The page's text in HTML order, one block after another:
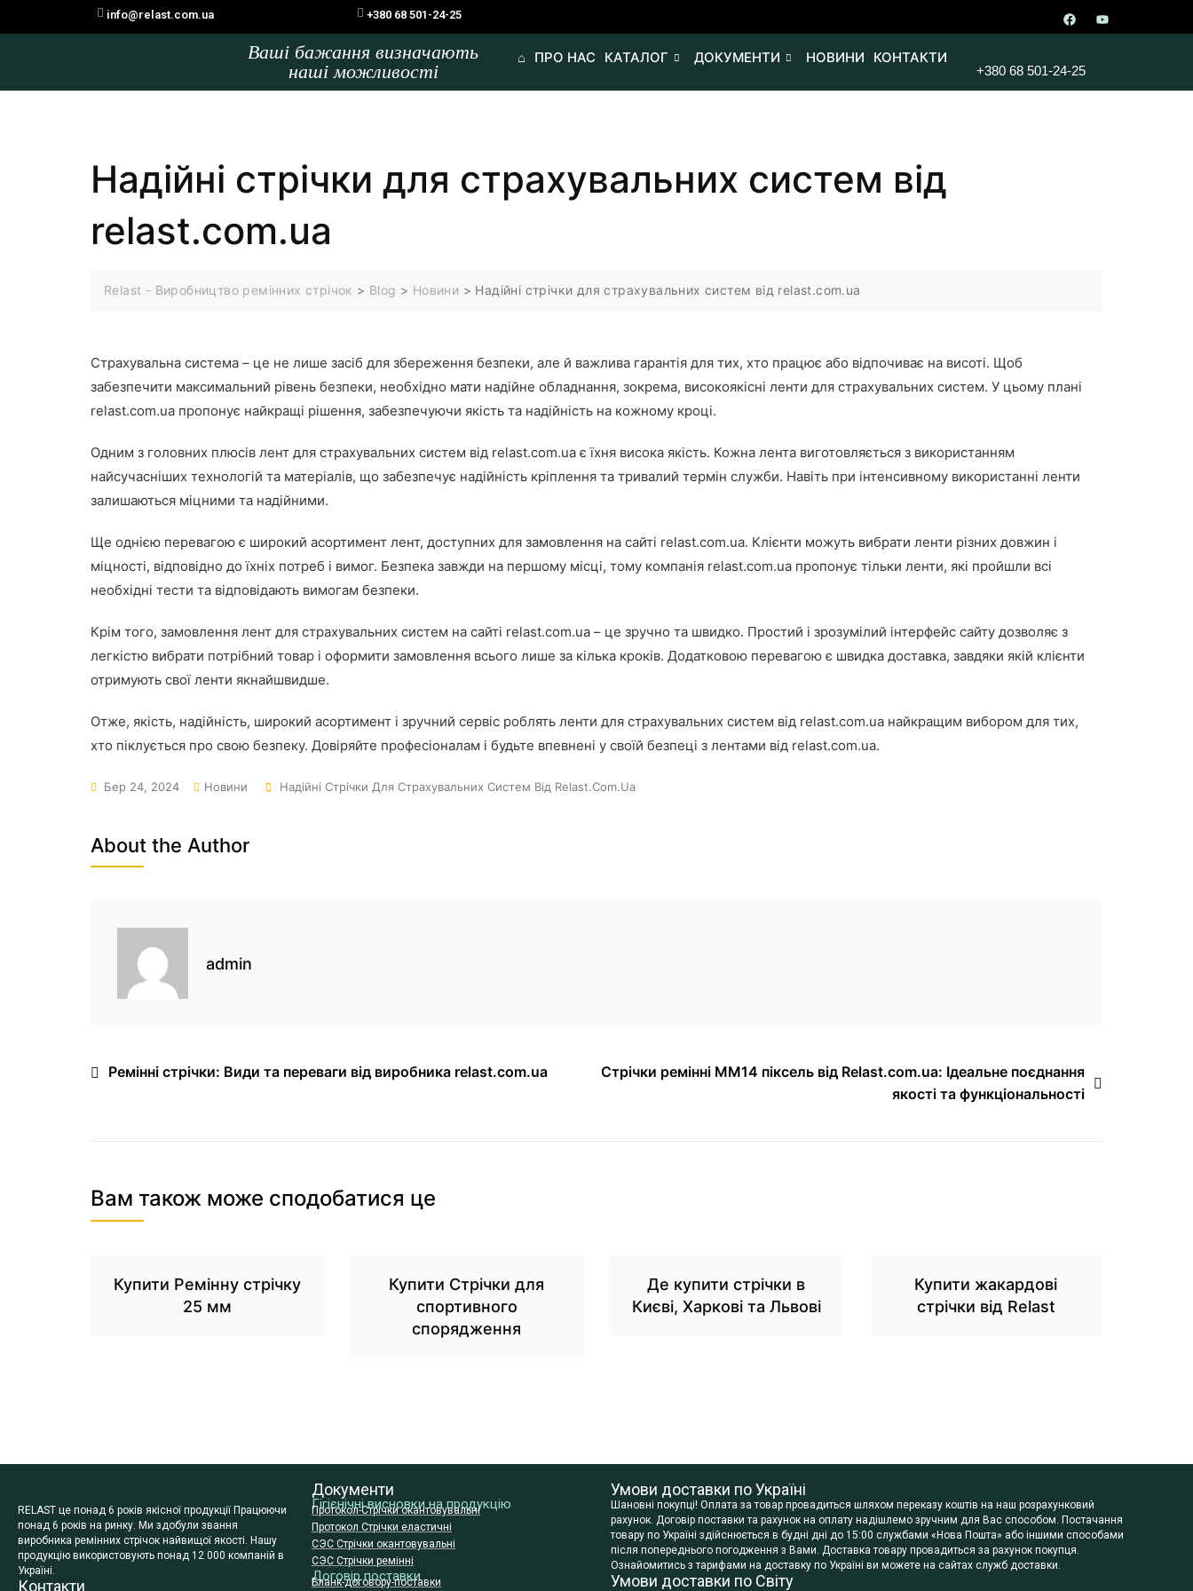
info@relast.com.ua +380 68 501-24-25
Ваші бажання визначають
наші можливості
⌂ ПРО НАС КАТАЛОГ ДОКУМЕНТИ НОВИНИ КОНТАКТИ
+380 68 501-24-25
Надійні стрічки для страхувальних систем від
relast.com.ua
Relast - Виробництво ремінних стрічок > Blog > Новини > Надійні стрічки для страхувальних систем від relast.com.ua
Страхувальна система – це не лише засіб для збереження безпеки, але й важлива гарантія для тих, хто працює або відпочиває на висоті. Щоб
забезпечити максимальний рівень безпеки, необхідно мати надійне обладнання, зокрема, високоякісні ленти для страхувальних систем. У цьому плані
relast.com.ua пропонує найкращі рішення, забезпечуючи якість та надійність на кожному кроці.
Одним з головних плюсів лент для страхувальних систем від relast.com.ua є їхня висока якість. Кожна лента виготовляється з використанням
найсучасніших технологій та матеріалів, що забезпечує надійність кріплення та тривалий термін служби. Навіть при інтенсивному використанні ленти
залишаються міцними та надійними.
Ще однією перевагою є широкий асортимент лент, доступних для замовлення на сайті relast.com.ua. Клієнти можуть вибрати ленти різних довжин і
міцності, відповідно до їхніх потреб і вимог. Безпека завжди на першому місці, тому компанія relast.com.ua пропонує тільки ленти, які пройшли всі
необхідні тести та відповідають вимогам безпеки.
Крім того, замовлення лент для страхувальних систем на сайті relast.com.ua – це зручно та швидко. Простий і зрозумілий інтерфейс сайту дозволяє з
легкістю вибрати потрібний товар і оформити замовлення всього лише за кілька кроків. Додатковою перевагою є швидка доставка, завдяки якій клієнти
отримують свої ленти якнайшвидше.
Отже, якість, надійність, широкий асортимент і зручний сервіс роблять ленти для страхувальних систем від relast.com.ua найкращим вибором для тих,
хто піклується про свою безпеку. Довіряйте професіоналам і будьте впевнені у своїй безпеці з лентами від relast.com.ua.
Бер 24, 2024 Новини Надійні Стрічки Для Страхувальних Систем Від Relast.com.ua
About the Author
admin
Ремінні стрічки: Види та переваги від виробника relast.com.ua
Стрічки ремінні ММ14 піксель від Relast.com.ua: Ідеальне поєднання
якості та функціональності
Вам також може сподобатися це
Купити Ремінну стрічку
25 мм
Купити Стрічки для
спортивного
спорядження
Де купити стрічки в
Києві, Харкові та Львові
Купити жакардові
стрічки від Relast
RELAST це понад 6 років якісної продукції Працюючи
понад 6 років на ринку. Ми здобули звання
виробника ремінних стрічок найвищої якості. Нашу
продукцію використовують понад 12 000 компаній в
Україні.
Контакти
Документи
Гігієнічні висновки на продукцію
Протокол-Стрічки окантовувальні
Протокол Стрічки еластичні
СЭС Стрічки окантовувальні
СЭС Стрічки ремінні
Договір поставки
Бланк-договору-поставки
Умови доставки по Україні
Шановні покупці! Оплата за товар провадиться шляхом переказу коштів на наш розрахунковий
рахунок. Договір поставки та рахунок на оплату надішлемо зручним для Вас способом. Постачання
товару по Україні здійснюється в будні дні до 15:00 службами «Нова Пошта» або іншими способами
після попереднього погодження з Вами. Доставка товару провадиться за рахунок покупця.
Ознайомитись з тарифами на доставку по Україні ви можете на сайтах служб доставки.
Умови доставки по Світу